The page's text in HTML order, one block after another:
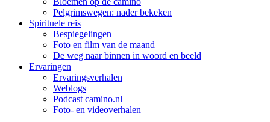
Pelgrimswegen: nader bekeken
Spirituele reis
Bespiegelingen
Foto en film van de maand
De weg naar binnen in woord en beeld
Ervaringen
Ervaringsverhalen
Weblogs
Podcast camino.nl
Foto- en videoverhalen